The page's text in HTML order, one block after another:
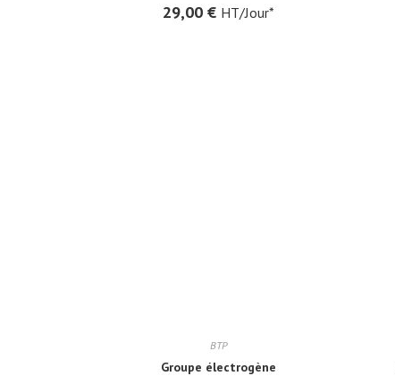
29,00 € HT/Jour*
BTP
Groupe électrogène